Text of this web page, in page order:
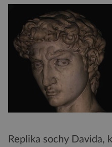
Replika sochy Davida,